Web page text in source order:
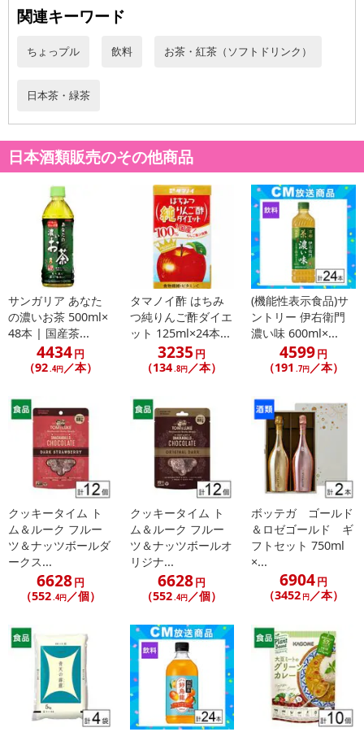
関連キーワード
ちょっプル 飲料 お茶・紅茶（ソフトドリンク）
日本茶・緑茶
日本酒類販売のその他商品
サンガリア あなた
の濃いお茶 500ml×
48本 | 国産茶...
4434円
（92.4円／本）
タマノイ酢 はちみ
つ純りんご酢ダイエ
ット 125ml×24本...
3235 円
（134.8円／本）
(機能性表示食品)サ
ントリー 伊右衛門
濃い味 600ml×...
4599円
（191 .7円／本）
クッキータイム ト
ム＆ルーク フルー
ツ＆ナッツボールダ
ークス...
6628円
（552.4円／個）
クッキータイム ト
ム＆ルーク フルー
ツ＆ナッツボールオ
リジナ...
6628円
（552.4円／個）
ボッテガ ゴールド
＆ロゼゴールド ギ
フトセット 750ml
×...
6904円
（3452 円／本）